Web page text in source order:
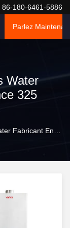
86-180-6461-5886
Parlez
Water
325